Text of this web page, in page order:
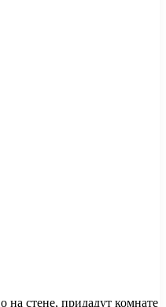
стене, придадут комнате